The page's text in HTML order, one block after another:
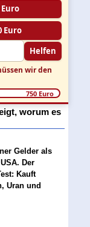
Euro
Euro
Helfen
wir den
750 Euro
worum es
Gelder als
Der
Kauft
Uran und